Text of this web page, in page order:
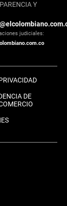
Y
judiciales:
DE